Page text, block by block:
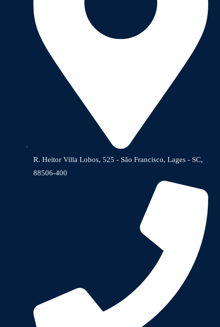
R. Heitor Villa Lobos, 525 - São Francisco, Lages - SC,
88506-400